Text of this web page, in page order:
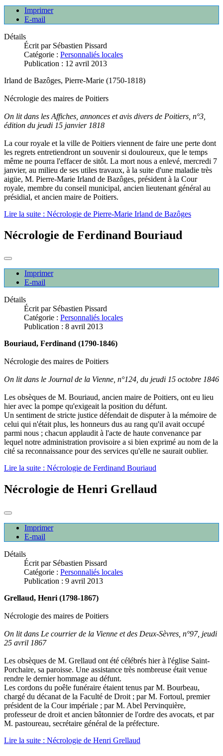
Imprimer
E-mail
Détails
Écrit par Sébastien Pissard
Catégorie : Personnaliés locales
Publication : 12 avril 2013
Irland de Bazôges, Pierre-Marie (1750-1818)
Nécrologie des maires de Poitiers
On lit dans les Affiches, annonces et avis divers de Poitiers, n°3,
édition du jeudi 15 janvier 1818
La cour royale et la ville de Poitiers viennent de faire une perte dont
les regrets entretiendront un souvenir si douloureux, que le temps
même ne pourra l'effacer de sitôt. La mort nous a enlevé, mercredi 7
janvier, au milieu de ses utiles travaux, à la suite d'une maladie très
aigüe, M. Pierre-Marie Irland de Bazôges, président à la Cour
royale, membre du conseil municipal, ancien lieutenant général au
présidial, et ancien maire de Poitiers.
Lire la suite : Nécrologie de Pierre-Marie Irland de Bazôges
Nécrologie de Ferdinand Bouriaud
Imprimer
E-mail
Détails
Écrit par Sébastien Pissard
Catégorie : Personnaliés locales
Publication : 8 avril 2013
Bouriaud, Ferdinand (1790-1846)
Nécrologie des maires de Poitiers
On lit dans le Journal de la Vienne, n°124, du jeudi 15 octobre 1846
Les obsèques de M. Bouriaud, ancien maire de Poitiers, ont eu lieu
hier avec la pompe qu'exigeait la position du défunt.
Un sentiment de stricte justice défendait de disputer à la mémoire de
celui qui n'était plus, les honneurs dus au rang qu'il avait occupé
parmi nous ; chacun applaudit à l'acte de haute convenance par
lequel notre administration provisoire a si bien exprimé au nom de la
cité sa reconnaissance pour des services qu'elle ne saurait oublier.
Lire la suite : Nécrologie de Ferdinand Bouriaud
Nécrologie de Henri Grellaud
Imprimer
E-mail
Détails
Écrit par Sébastien Pissard
Catégorie : Personnaliés locales
Publication : 9 avril 2013
Grellaud, Henri (1798-1867)
Nécrologie des maires de Poitiers
On lit dans Le courrier de la Vienne et des Deux-Sèvres, n°97, jeudi
25 avril 1867
Les obsèques de M. Grellaud ont été célébrés hier à l'église Saint-
Porchaire, sa paroisse. Une assistance très nombreuse était venue
rendre le dernier hommage au défunt.
Les cordons du poêle funéraire étaient tenus par M. Bourbeau,
chargé du décanat de la Faculté de Droit ; par M. Fortoul, premier
président de la Cour impériale ; par M. Abel Pervinquière,
professeur de droit et ancien bâtonnier de l'ordre des avocats, et par
M. pastoureau, secrétaire général de la préfecture.
Lire la suite : Nécrologie de Henri Grellaud